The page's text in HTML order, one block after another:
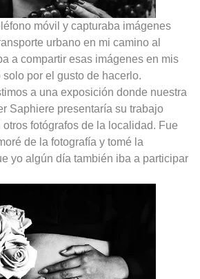
móvil y capturaba imágenes
urbano en mi camino al
a compartir esas imágenes en mis
por el gusto de hacerlo.
a una exposición donde nuestra
Saphiere presentaría su trabajo
fotógrafos de la localidad. Fue
de la fotografía y tomé la
yo algún día también iba a participar